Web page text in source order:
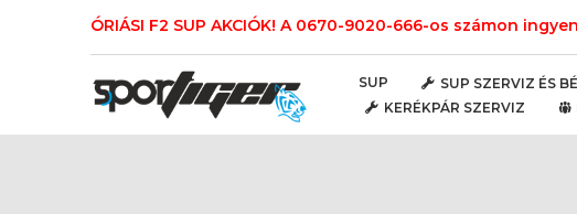
ÓRIÁSI F2 SUP AKCIÓK! A 0670-9020-666-os számon
SUP SUP SZERVIZ ÉS
KERÉKPÁR SZERVIZ